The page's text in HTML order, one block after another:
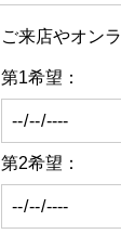
ご来店やオン
第1希望：
第2希望：